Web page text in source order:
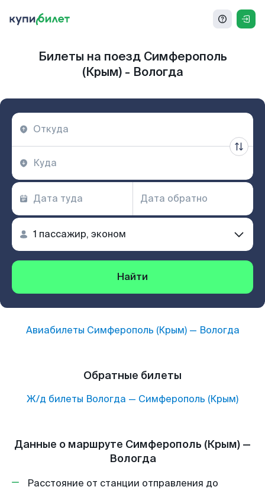
Билеты на поезд Симферополь
(Крым) - Вологда
Найти
Авиабилеты Симферополь (Крым)— Вологда
Обратные билеты
Ж/д билеты Вологда — Симферополь (Крым)
Данные о маршруте Симферополь (Крым) —
Вологда
Расстояние от станции отправления до